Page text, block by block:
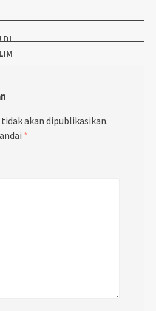
DI
akan dipublikasikan.
*